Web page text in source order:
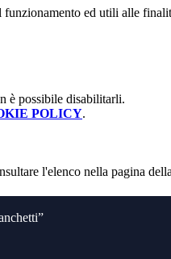
ed utili alle
è possibile disabilitarli.
POLICY.
l'elenco nella pagina